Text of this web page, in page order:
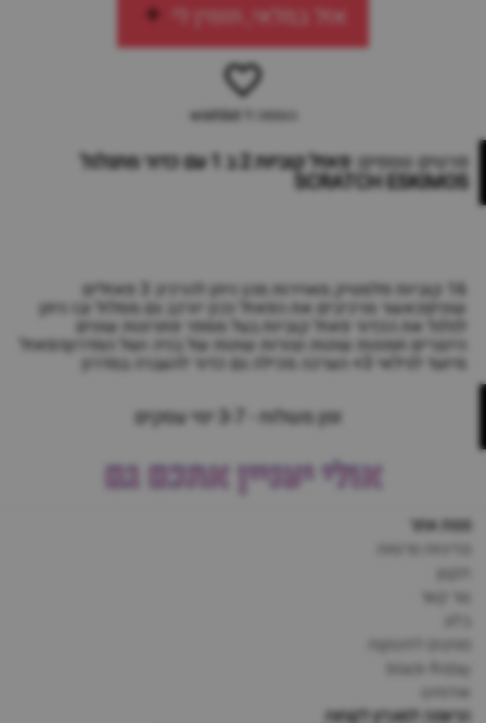
אזל במלאי, תזמין לי
הוספה ל-wishlist
פרטים נוספים: פאזל קוביות 2 ב 1 עם כדור מתגלגל
SCRATCH ESKIMOS
16 קוביות פלסטיק מאוירות מהן ניתן להרכיב 3 פאזלים
שוניםכאשר מרכיבים את הפאזל נכון יורכב גם מסלול ובו ניתן
לגלגל את הכדור פאזל קוביות בעל מספר פתרונות שונים
היוצרים תמונות שונות וצורות שונות של בניה ושל המדרוןהפאזל
מיועד לגילאי 3+ הערכה מכילה גם כדור להעברה במדרון
זמן משלוח - 3-7 ימי עסקים
אולי יעניין אתכם גם
מפת אתר
צור קשר
מותגים לתינוקות
black-friday
אודותינו
הרשמה למועדון לקוחות